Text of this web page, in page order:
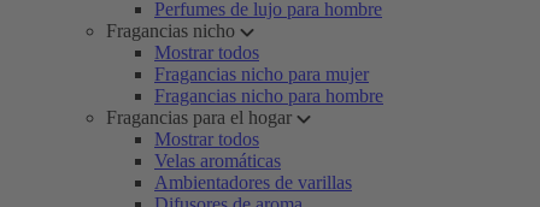
Perfumes de lujo para hombre
Fragancias nicho
Mostrar todos
Fragancias nicho para mujer
Fragancias nicho para hombre
Fragancias para el hogar
Mostrar todos
Velas aromáticas
Ambientadores de varillas